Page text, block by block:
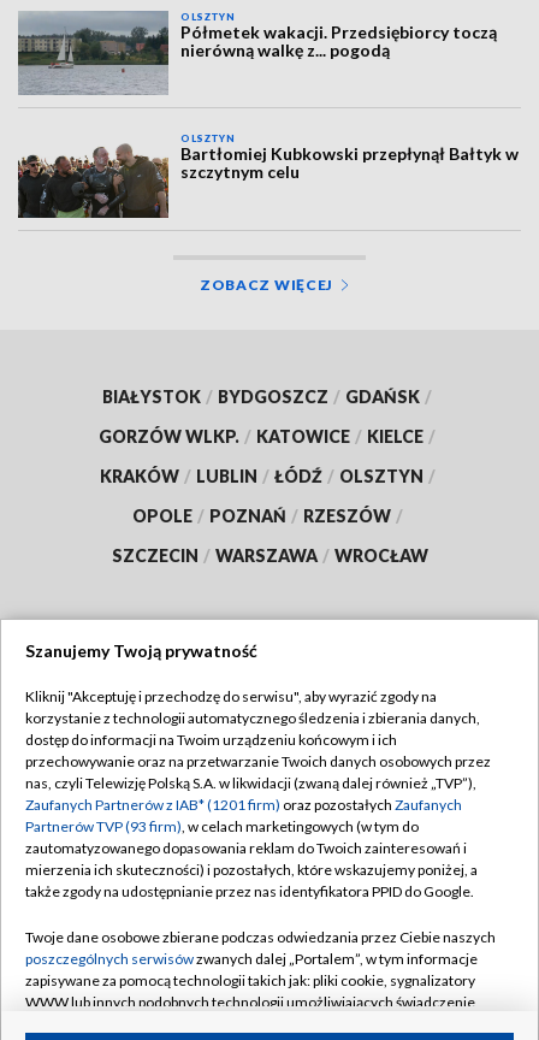
OLSZTYN
Półmetek wakacji. Przedsiębiorcy toczą
nierówną walkę z... pogodą
OLSZTYN
Bartłomiej Kubkowski przepłynął Bałtyk w
szczytnym celu
ZOBACZ WIĘCEJ
BIAŁYSTOK / BYDGOSZCZ / GDAŃSK /
GORZÓW WLKP. / KATOWICE / KIELCE /
KRAKÓW / LUBLIN / ŁÓDŹ / OLSZTYN /
OPOLE / POZNAŃ / RZESZÓW /
SZCZECIN / WARSZAWA / WROCŁAW
TVP
Abonament TVP
Emisja w TVP
Centrum informacji TVP
Naziemna Telewizja Cyfrowa
Rada Programowa
System NOS
Informacje o nadawcy
Regulamin TVP
Polityka prywatności
Moje zgody
Pomoc
Kontakt
Szanujemy Twoją prywatność
Kliknij "Akceptuję i przechodzę do serwisu", aby wyrazić zgody na
korzystanie z technologii automatycznego śledzenia i zbierania danych,
dostęp do informacji na Twoim urządzeniu końcowym i ich
przechowywanie oraz na przetwarzanie Twoich danych osobowych przez
nas, czyli Telewizję Polską S.A. w likwidacji (zwaną dalej również „TVP”),
Zaufanych Partnerów z IAB* (1201 firm) oraz pozostałych Zaufanych
Partnerów TVP (93 firm), w celach marketingowych (w tym do
zautomatyzowanego dopasowania reklam do Twoich zainteresowań i
mierzenia ich skuteczności) i pozostałych, które wskazujemy poniżej, a
także zgody na udostępnianie przez nas identyfikatora PPID do Google.
Twoje dane osobowe zbierane podczas odwiedzania przez Ciebie naszych
poszczególnych serwisówzwanych dalej „Portalem”, w tym informacje
zapisywane za pomocą technologii takich jak: pliki cookie, sygnalizatory
WWW lub innych podobnych technologii umożliwiających świadczenie